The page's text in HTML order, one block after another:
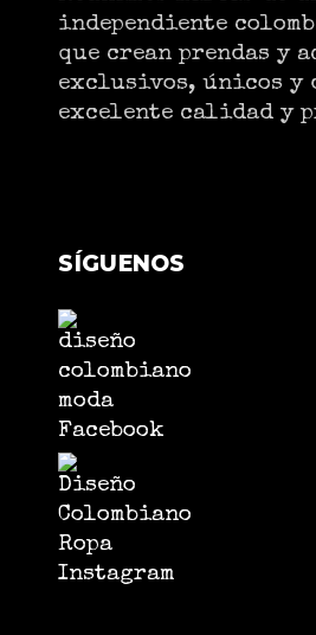
independiente
que crean prendas y
exclusivos, únicos y
excelente calidad y
SÍGUENOS
Facebook
Instagram